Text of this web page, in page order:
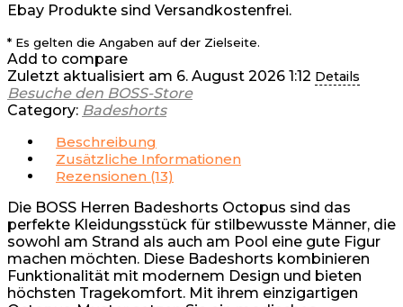
Ebay Produkte sind Versandkostenfrei.
* Es gelten die Angaben auf der Zielseite.
Add to compare
Zuletzt aktualisiert am 6. August 2026 1:12 Details
Besuche den BOSS-Store
Category: Badeshorts
Beschreibung
Zusätzliche Informationen
Rezensionen (13)
Die BOSS Herren Badeshorts Octopus sind das
perfekte Kleidungsstück für stilbewusste Männer, die
sowohl am Strand als auch am Pool eine gute Figur
machen möchten. Diese Badeshorts kombinieren
Funktionalität mit modernem Design und bieten
höchsten Tragekomfort. Mit ihrem einzigartigen